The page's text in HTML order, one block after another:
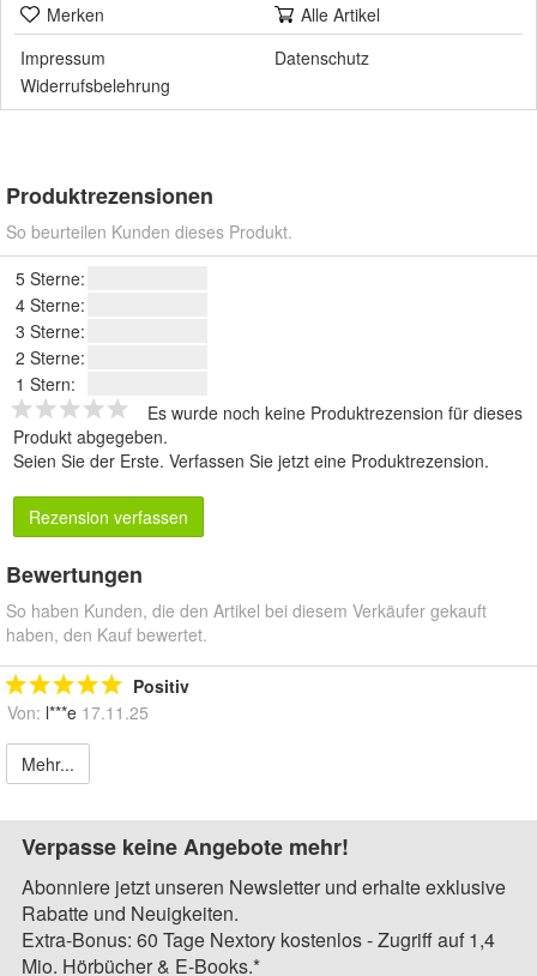
Merken
Alle Artikel
Impressum
Datenschutz
Widerrufsbelehrung
Produktrezensionen
So beurteilen Kunden dieses Produkt.
5 Sterne:
4 Sterne:
3 Sterne:
2 Sterne:
1 Stern:
Es wurde noch keine Produktrezension für dieses
Produkt abgegeben.
Seien Sie der Erste. Verfassen Sie jetzt eine Produktrezension.
Rezension verfassen
Bewertungen
So haben Kunden, die den Artikel bei diesem Verkäufer gekauft
haben, den Kauf bewertet.
Positiv
Von: l***e 17.11.25
Mehr...
Verpasse keine Angebote mehr!
Abonniere jetzt unseren Newsletter und erhalte exklusive
Rabatte und Neuigkeiten.
Extra-Bonus: 60 Tage Nextory kostenlos - Zugriff auf 1,4
Mio. Hörbücher & E-Books.*